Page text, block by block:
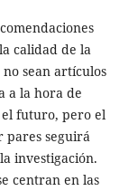
calidad de la
sean artículos
a la hora de
futuro, pero el
pares seguirá
investigación.
centran en las